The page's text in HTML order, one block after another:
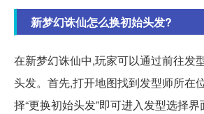
新梦幻诛仙怎么换初始头发?
在新梦幻诛仙中,玩家可以通过前往发
头发。首先,打开地图找到发型师所在
择“更换初始头发”即可进入发型选择界